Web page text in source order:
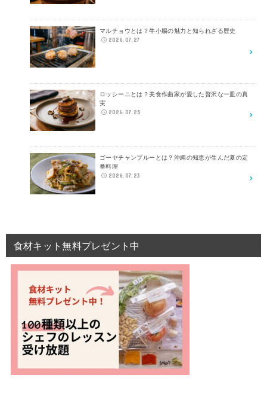
マルチョウとは？牛小腸の魅力と知られざる歴史
2026.07.27
ロッシーニとは？美食作曲家が愛した贅沢な一皿の真
実
2026.07.25
ゴーヤチャンプルーとは？沖縄の知恵が生んだ夏の定
番料理
2026.07.23
食材キット無料プレゼント中